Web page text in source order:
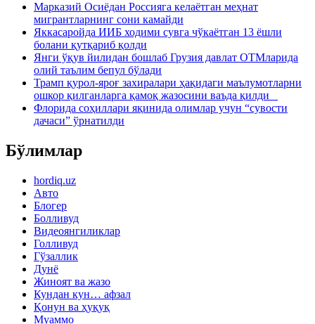
Марказий Осиёдан Россияга келаётган меҳнат
мигрантларнинг сони камайди
Яккасаройда ИИБ ходими сувга чўкаётган 13 ёшли
болани қутқариб қолди
Янги ўқув йилидан бошлаб Грузия давлат ОТМларида
олий таълим бепул бўлади
Трамп қурол-яроғ захиралари ҳақидаги маълумотларни
ошкор қилганларга қамоқ жазосини ваъда қилди
Флорида соҳиллари яқинида олимлар учун “сувости
дачаси” ўрнатилди
Бўлимлар
hordiq.uz
Авто
Блогер
Болливуд
Видеоянгиликлар
Голливуд
Гўзаллик
Дунё
Жиноят ва жазо
Кундан кун… афзал
Қонун ва ҳуқуқ
Муаммо